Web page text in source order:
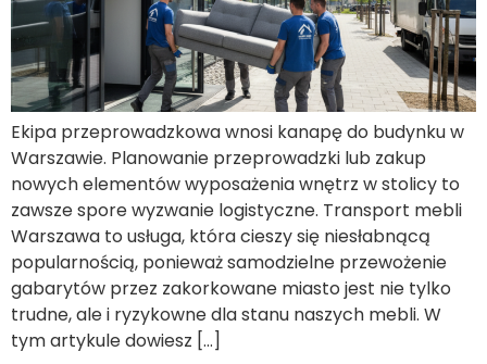
Ekipa przeprowadzkowa wnosi kanapę do budynku w
Warszawie. Planowanie przeprowadzki lub zakup
nowych elementów wyposażenia wnętrz w stolicy to
zawsze spore wyzwanie logistyczne. Transport mebli
Warszawa to usługa, która cieszy się niesłabnącą
popularnością, ponieważ samodzielne przewożenie
gabarytów przez zakorkowane miasto jest nie tylko
trudne, ale i ryzykowne dla stanu naszych mebli. W
tym artykule dowiesz […]